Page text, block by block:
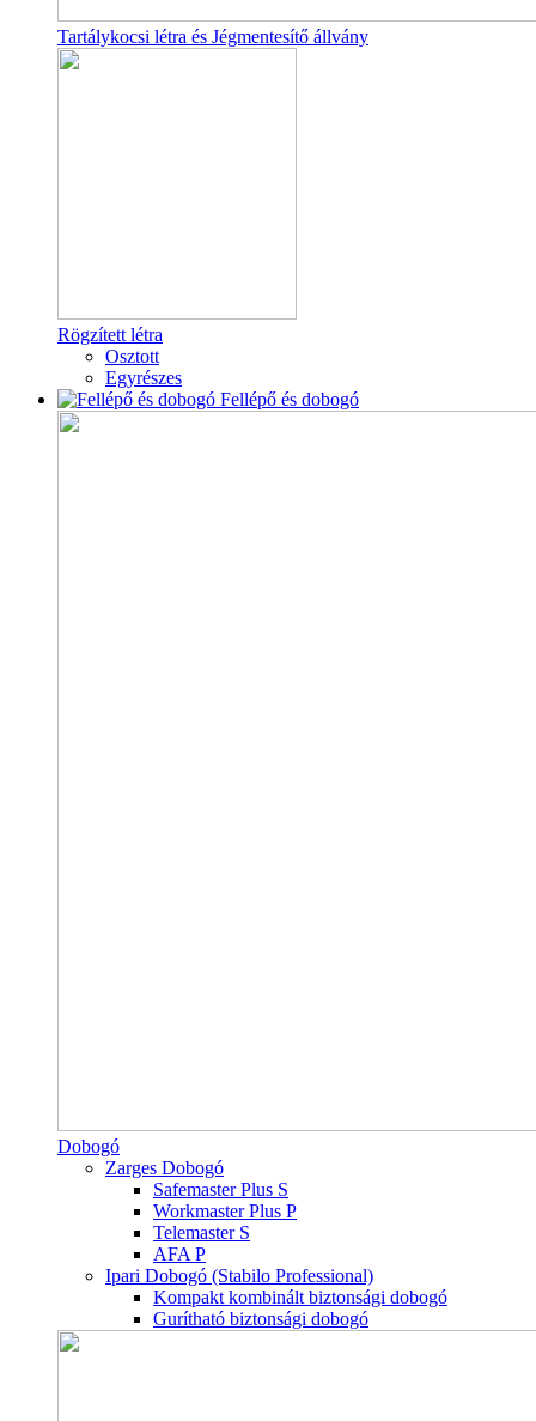
Tartálykocsi létra és Jégmentesítő állvány
Rögzített létra
Osztott
Egyrészes
Fellépő és dobogó
Dobogó
Zarges Dobogó
Safemaster Plus S
Workmaster Plus P
Telemaster S
AFA P
Ipari Dobogó (Stabilo Professional)
Kompakt kombinált biztonsági dobogó
Gurítható biztonsági dobogó